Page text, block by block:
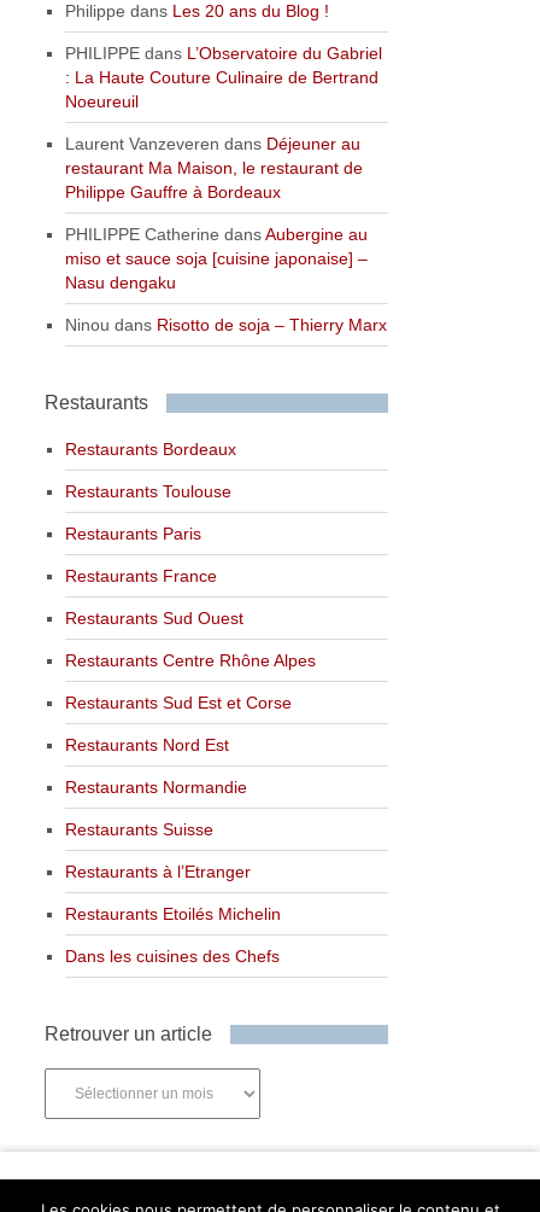
Philippe dans Les 20 ans du Blog !
PHILIPPE dans L’Observatoire du Gabriel
: La Haute Couture Culinaire de Bertrand
Noeureuil
Laurent Vanzeveren dans Déjeuner au
restaurant Ma Maison, le restaurant de
Philippe Gauffre à Bordeaux
PHILIPPE Catherine dansAubergine au
miso et sauce soja [cuisine japonaise] –
Nasu dengaku
Ninou dans Risotto de soja – Thierry Marx
Restaurants
Restaurants Bordeaux
Restaurants Toulouse
Restaurants Paris
Restaurants France
Restaurants Sud Ouest
Restaurants Centre Rhône Alpes
Restaurants Sud Est et Corse
Restaurants Nord Est
Restaurants Normandie
Restaurants Suisse
Restaurants à l’Etranger
Restaurants Etoilés Michelin
Dans les cuisines des Chefs
Retrouver un article